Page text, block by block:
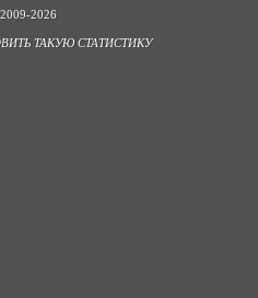
2026
ТАКУЮ СТАТИСТИКУ